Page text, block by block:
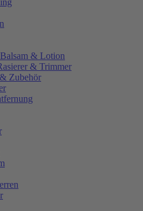
& Lotion
& Trimmer
Zubehör